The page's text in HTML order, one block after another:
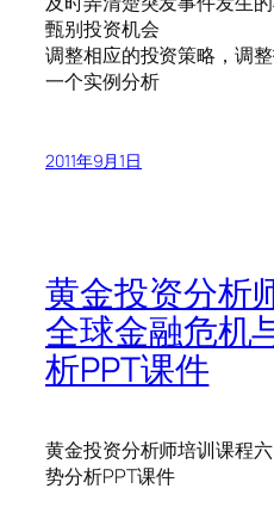
甄别投资机会
调整相应的投资策略，调
一个实例分析
2011年9月1日
黄金投资分析
全球金融危机
析PPT课件
黄金投资分析师培训课程
势分析PPT课件